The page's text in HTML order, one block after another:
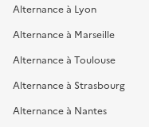
Alternance à Lyon
Alternance à Marseille
Alternance à Toulouse
Alternance à Strasbourg
Alternance à Nantes